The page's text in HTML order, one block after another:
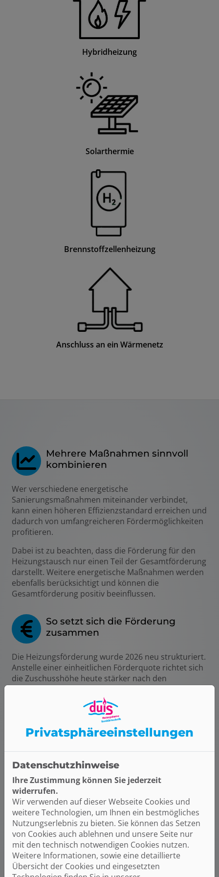
Hybridheizung
Solarthermie
Brennstoffzellenheizung
Anschluss an ein Wärmenetz
Mehrere Maßnahmen sinnvoll
kombinieren
Wer verschiedene energetische
Sanierungsmaßnahmen miteinander verbindet,
kann einen höheren Effizienzstandard erreichen und
dadurch von umfangreicheren Fördermöglichkeiten
profitieren.
Dabei ist zu beachten, dass die Förderung für den
Heizungstausch nur einen Teil der Gesamtförderung
darstellt. Weitere energetische Maßnahmen werden
ebenfalls berücksichtigt und können die
Gesamtförderung positiv beeinflussen.
So setzt sich die Förderung
zusammen
Die Heizungsförderung wurde 2026 neu strukturiert.
Anstelle einer einheitlichen Förderquote richtet sich
die Zuschusshöhe heute stärker nach den
Neben der Grundförderung können – abhängig von
Einkommen und individueller Situation – weitere
Förderbausteine berücksichtigt werden. Dadurch
sind Zuschüsse vonbis zu 80 % der förderfähigen
Kostenmöglich.
So läuft Ihre Förderung ab
Zunächst wird der Förderantrag eingereicht. Nach
der Bewilligung sind die Fördermittel für Ihr
Vorhaben bis zu 36 Monate reserviert.
Anschließend kann die Heizungsmodernisierung
durchgeführt werden. Nach Abschluss der Arbeiten
Privatsphäre­einstellungen
Datenschutzhinweise
Ihre Zustimmung können Sie jederzeit
widerrufen.
Wir verwenden auf dieser Webseite Cookies und
weitere Technologien, um Ihnen ein bestmögliches
Nutzungserlebnis zu bieten. Sie können das Setzen
von Cookies auch ablehnen und unsere Seite nur
mit den technisch notwendigen Cookies nutzen.
Weitere Informationen, sowie eine detaillierte
Übersicht der Cookies und eingesetzten